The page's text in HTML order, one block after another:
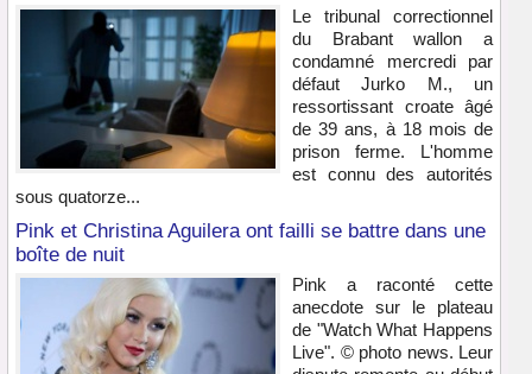
Le tribunal correctionnel
du Brabant wallon a
condamné mercredi par
défaut Jurko M., un
ressortissant croate âgé
de 39 ans, à 18 mois de
prison ferme. L'homme
est connu des autorités
sous quatorze...
Pink et Christina Aguilera ont failli se battre dans une
boîte de nuit
Pink a raconté cette
anecdote sur le plateau
de "Watch What Happens
Live". © photo news. Leur